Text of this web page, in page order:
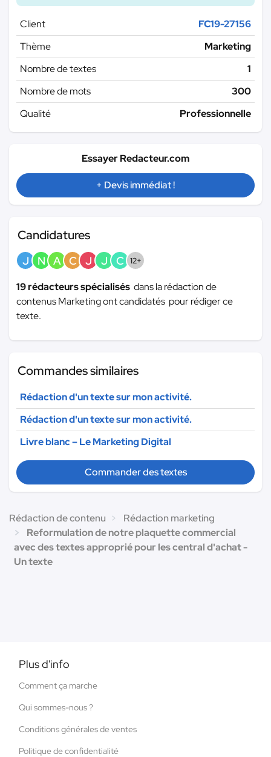
Client
FC19-27156
Thème
Marketing
Nombre de textes
1
Nombre de mots
300
Qualité
Professionnelle
Essayer Redacteur.com
+ Devis immédiat !
Candidatures
J N A C J J C 12+
19 rédacteurs spécialisés dans la rédaction de
contenus Marketing ont candidatés pour rédiger ce
texte.
Commandes similaires
Rédaction d'un texte sur mon activité.
Rédaction d'un texte sur mon activité.
Livre blanc – Le Marketing Digital
Commander des textes
Rédaction de contenu
Rédaction marketing
Reformulation de notre plaquette commercial
avec des textes approprié pour les central d'achat -
Un texte
Plus d'info
Comment ça marche
Qui sommes-nous ?
Conditions générales de ventes
Politique de confidentialité